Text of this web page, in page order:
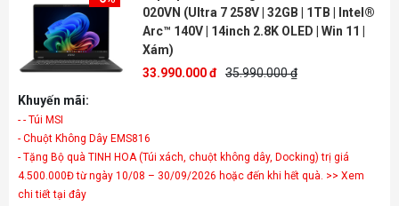
020VN (Ultra 7 258V | 32GB | 1TB | Intel®
Arc™ 140V | 14inch 2.8K OLED | Win 11 |
Xám)
33.990.000 đ 35.990.000 ₫
Khuyến mãi:
- - Túi MSI
- Chuột Không Dây EMS816
- Tặng Bộ quà TINH HOA (Túi xách, chuột không dây, Docking) trị giá
4.500.000Đ từ ngày 10/08 – 30/09/2026 hoặc đến khi hết quà. >> Xem
chi tiết tại đây